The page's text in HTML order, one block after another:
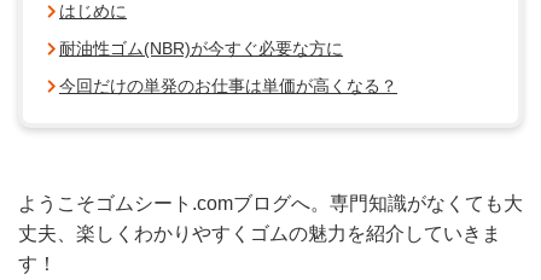
はじめに
耐油性ゴム(NBR)が今すぐ必要な方に
今回だけの単発のお仕事は単価が高くなる？
ようこそゴムシート.comブログへ。専門知識がなくても大
丈夫、楽しくわかりやすくゴムの魅力を紹介していきま
す！